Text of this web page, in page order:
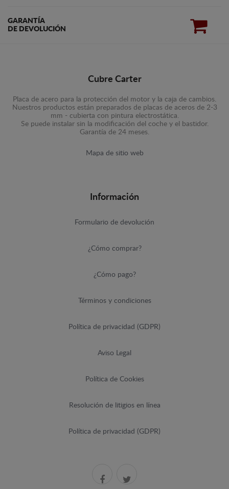
GARANTÍA
DE DEVOLUCIÓN
Cubre Carter
Placa de acero para la protección del motor y la caja de cambios.
Nuestros productos están preparados de placas de aceros de 2-3
mm - cubierta con pintura electrostática.
Se puede instalar sin la modificación del coche y el bastidor.
Garantía de 24 meses.
Mapa de sitio web
Información
Formulario de devolución
¿Cómo comprar?
¿Cómo pago?
Términos y condiciones
Política de privacidad (GDPR)
Aviso Legal
Política de Cookies
Resolución de litigios en línea
Política de privacidad (GDPR)